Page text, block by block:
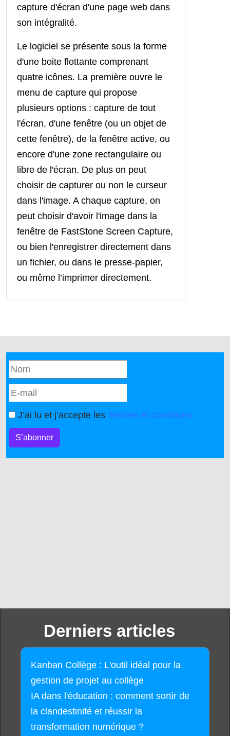
capture d'écran d'une page web dans
son intégralité.
Le logiciel se présente sous la forme
d'une boite flottante comprenant
quatre icônes. La première ouvre le
menu de capture qui propose
plusieurs options : capture de tout
l'écran, d'une fenêtre (ou un objet de
cette fenêtre), de la fenêtre active, ou
encore d'une zone rectangulaire ou
libre de l'écran. De plus on peut
choisir de capturer ou non le curseur
dans l'image. A chaque capture, on
peut choisir d'avoir l'image dans la
fenêtre de FastStone Screen Capture,
ou bien l'enregistrer directement dans
un fichier, ou dans le presse-papier,
ou même l’imprimer directement.
J’ai lu et j’accepte les Termes et conditions
S’abonner
Derniers articles
Kanban Collège : L'outil idéal pour la
gestion de projet au collège
IA dans l'éducation : comment sortir de
la clandestinité et réussir la
transformation numérique ?